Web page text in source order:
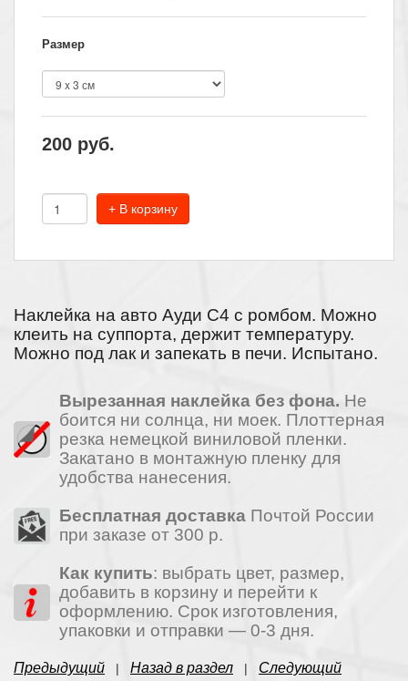
Размер
200 руб.
+ В корзину
Наклейка на авто Ауди С4 с ромбом. Можно
клеить на суппорта, держит температуру.
Можно под лак и запекать в печи. Испытано.
Вырезанная наклейка без фона. Не
боится ни солнца, ни моек. Плоттерная
резка немецкой виниловой пленки.
Закатано в монтажную пленку для
удобства нанесения.
Бесплатная доставка Почтой России
при заказе от 300 р.
Как купить: выбрать цвет, размер,
добавить в корзину и перейти к
оформлению. Срок изготовления,
упаковки и отправки — 0-3 дня.
Предыдущий | Назад в раздел | Следующий